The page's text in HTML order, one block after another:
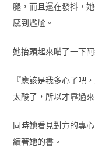
腿，而且還在發抖，
感到尷尬。
她抬頭起來瞄了一下
『應該是我多心了吧
太酸了，所以才靠過
同時她看見對方的專
續著她的書。